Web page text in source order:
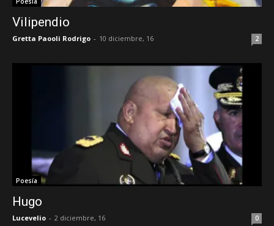
Vilipendio
Gretta Paooli Rodrigo - 10 diciembre, 16 2
Poesía
Hugo
Lucevelio - 2 diciembre, 16 0